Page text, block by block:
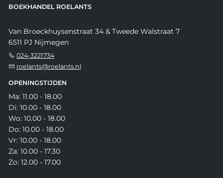
BOEKHANDEL ROELANTS
Van Broeckhuysenstraat 34 & Tweede Walstraat 7
6511 PJ Nijmegen
024-3221734
roelants@roelants.nl
OPENINGSTIJDEN
Ma: 11.00 - 18.00
Di: 10.00 - 18.00
Wo: 10.00 - 18.00
Do: 10.00 - 18.00
Vr: 10.00 - 18.00
Za: 10.00 - 17.30
Zo: 12.00 - 17.00